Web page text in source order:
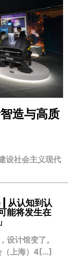
造与高质
设社会主义现代
从认知到认
能将发生在
计馆变了。
（上海）4[…]